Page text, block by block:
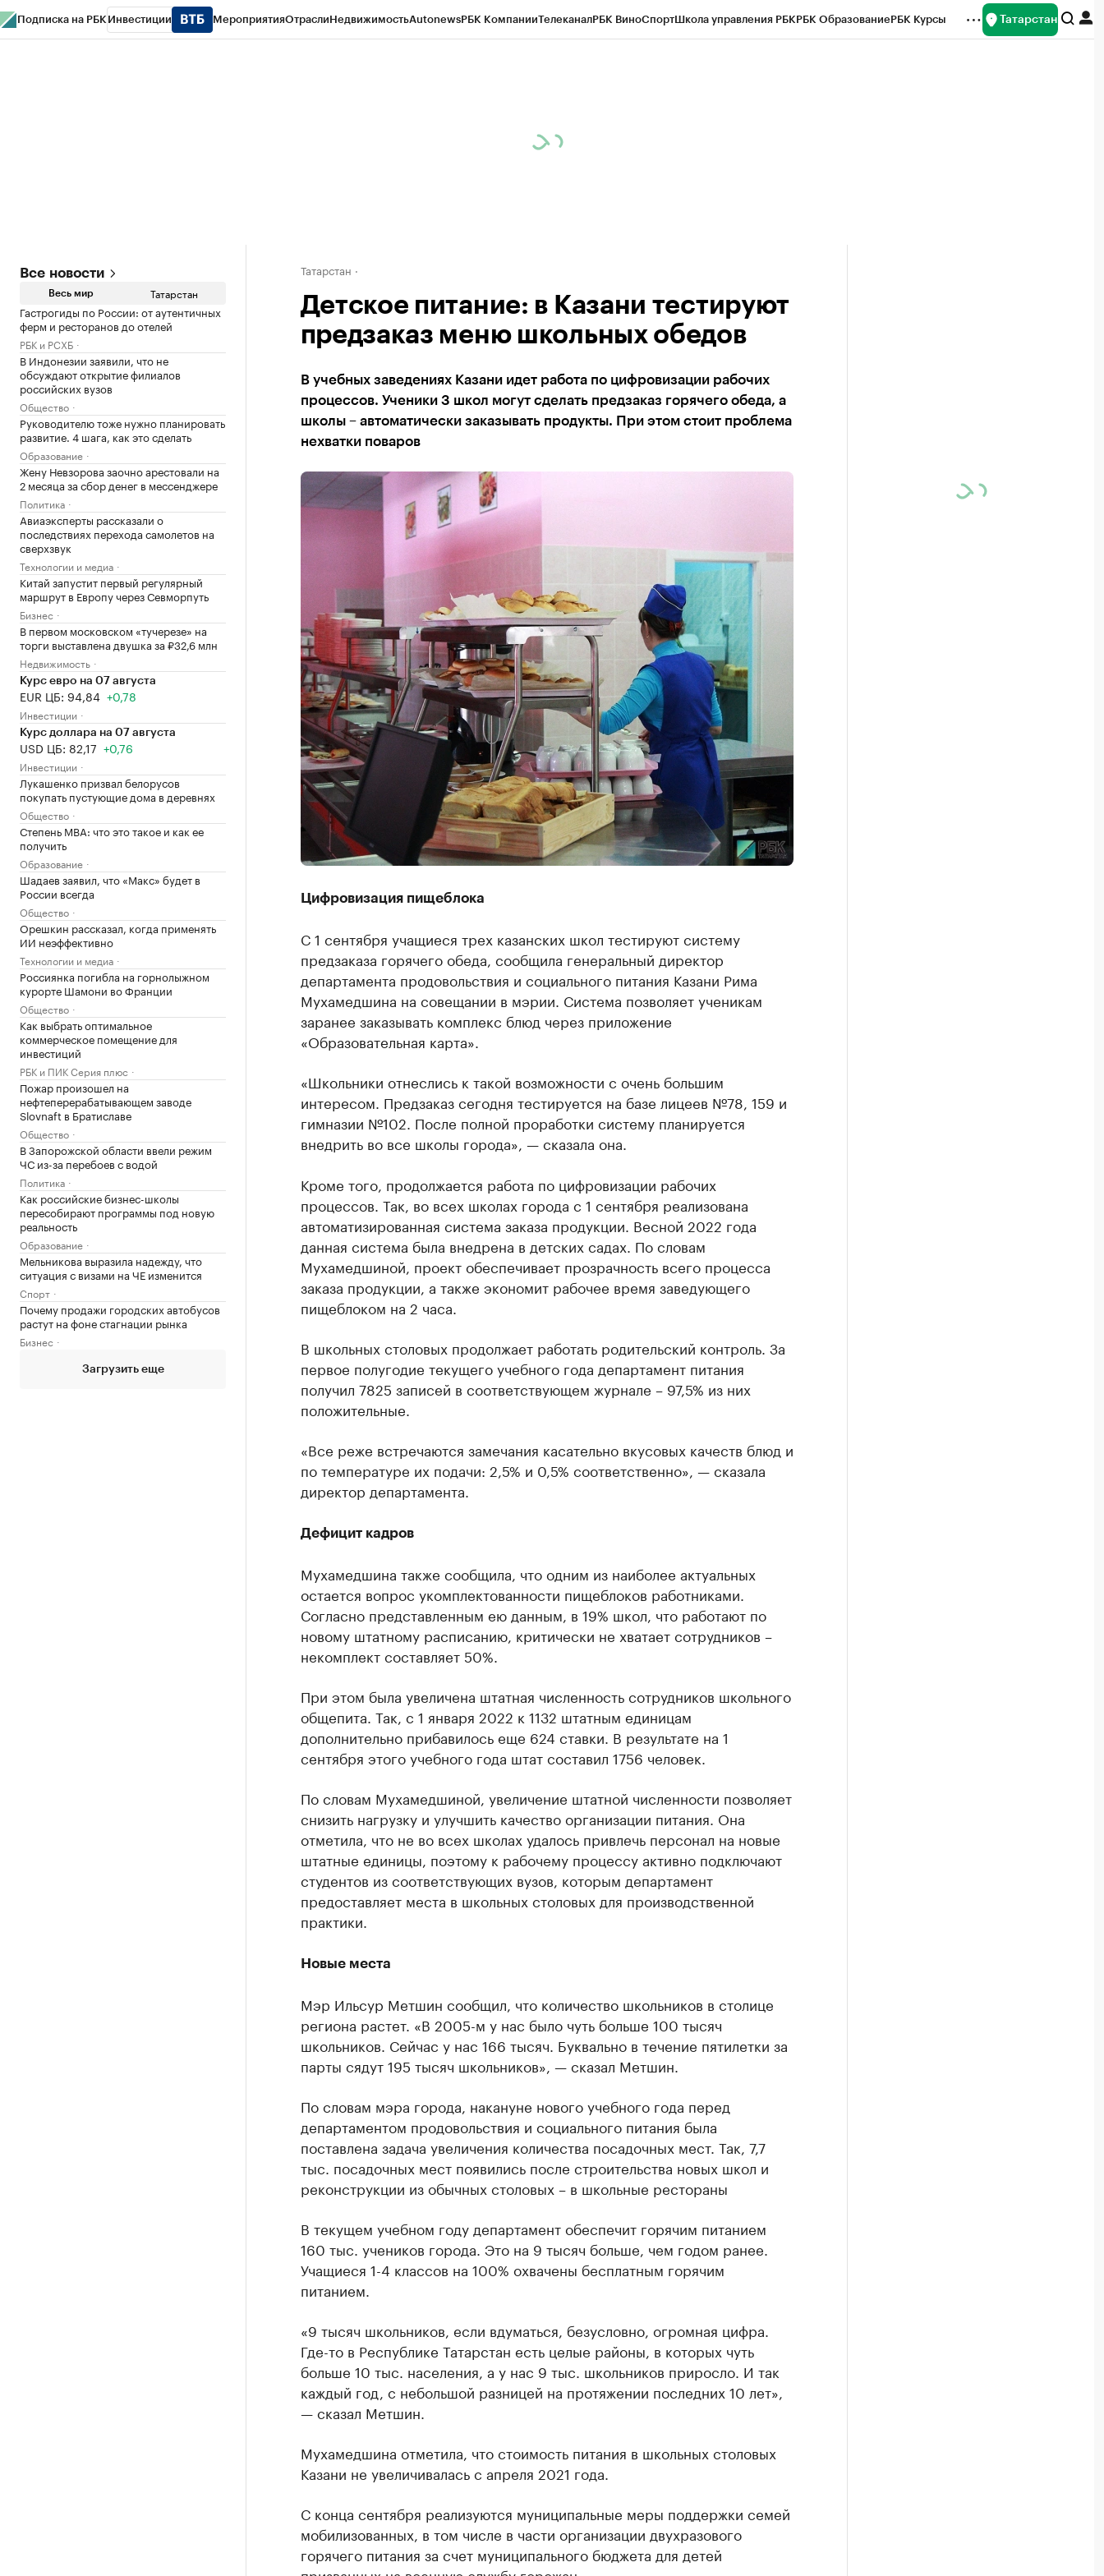
Подписка на РБК Инвестиции МероприятияОтраслиНедвижимостьAutonewsРБК КомпанииТелеканалРБК ВиноСпортШкола управления РБКРБК ОбразованиеРБК Курсы Татарстан
Все новости
Весь мир Татарстан
Гастрогиды по России: от аутентичных
ферм и ресторанов до отелей
РБК и РСХБ
В Индонезии заявили, что не
обсуждают открытие филиалов
российских вузов
Общество
Руководителю тоже нужно планировать
развитие. 4 шага, как это сделать
Образование
Жену Невзорова заочно арестовали на
2 месяца за сбор денег в мессенджере
Политика
Авиаэксперты рассказали о
последствиях перехода самолетов на
сверхзвук
Технологии и медиа
Китай запустит первый регулярный
маршрут в Европу через Севморпуть
Бизнес
В первом московском «тучерезе» на
торги выставлена двушка за ₽32,6 млн
Недвижимость
Курс евро на 07 августа
EUR ЦБ: 94,84 +0,78
Инвестиции
Курс доллара на 07 августа
USD ЦБ: 82,17 +0,76
Инвестиции
Лукашенко призвал белорусов
покупать пустующие дома в деревнях
Общество
Степень MBA: что это такое и как ее
получить
Образование
Шадаев заявил, что «Макс» будет в
России всегда
Общество
Орешкин рассказал, когда применять
ИИ неэффективно
Технологии и медиа
Россиянка погибла на горнолыжном
курорте Шамони во Франции
Общество
Как выбрать оптимальное
коммерческое помещение для
инвестиций
РБК и ПИК Серия плюс
Пожар произошел на
нефтеперерабатывающем заводе
Slovnaft в Братиславе
Общество
В Запорожской области ввели режим
ЧС из-за перебоев с водой
Политика
Как российские бизнес-школы
пересобирают программы под новую
реальность
Образование
Мельникова выразила надежду, что
ситуация с визами на ЧЕ изменится
Спорт
Почему продажи городских автобусов
растут на фоне стагнации рынка
Бизнес
Загрузить еще
Татарстан
Детское питание: в Казани тестируют
предзаказ меню школьных обедов
В учебных заведениях Казани идет работа по цифровизации рабочих
процессов. Ученики 3 школ могут сделать предзаказ горячего обеда, а
школы – автоматически заказывать продукты. При этом стоит проблема
нехватки поваров
Цифровизация пищеблока
С 1 сентября учащиеся трех казанских школ тестируют систему
предзаказа горячего обеда, сообщила генеральный директор
департамента продовольствия и социального питания Казани Рима
Мухамедшина на совещании в мэрии. Система позволяет ученикам
заранее заказывать комплекс блюд через приложение
«Образовательная карта».
«Школьники отнеслись к такой возможности с очень большим
интересом. Предзаказ сегодня тестируется на базе лицеев №78, 159 и
гимназии №102. После полной проработки систему планируется
внедрить во все школы города», — сказала она.
Кроме того, продолжается работа по цифровизации рабочих
процессов. Так, во всех школах города с 1 сентября реализована
автоматизированная система заказа продукции. Весной 2022 года
данная система была внедрена в детских садах. По словам
Мухамедшиной, проект обеспечивает прозрачность всего процесса
заказа продукции, а также экономит рабочее время заведующего
пищеблоком на 2 часа.
В школьных столовых продолжает работать родительский контроль. За
первое полугодие текущего учебного года департамент питания
получил 7825 записей в соответствующем журнале – 97,5% из них
положительные.
«Все реже встречаются замечания касательно вкусовых качеств блюд и
по температуре их подачи: 2,5% и 0,5% соответственно», — сказала
директор департамента.
Дефицит кадров
Мухамедшина также сообщила, что одним из наиболее актуальных
остается вопрос укомплектованности пищеблоков работниками.
Согласно представленным ею данным, в 19% школ, что работают по
новому штатному расписанию, критически не хватает сотрудников –
некомплект составляет 50%.
При этом была увеличена штатная численность сотрудников школьного
общепита. Так, с 1 января 2022 к 1132 штатным единицам
дополнительно прибавилось еще 624 ставки. В результате на 1
сентября этого учебного года штат составил 1756 человек.
По словам Мухамедшиной, увеличение штатной численности позволяет
снизить нагрузку и улучшить качество организации питания. Она
отметила, что не во всех школах удалось привлечь персонал на новые
штатные единицы, поэтому к рабочему процессу активно подключают
студентов из соответствующих вузов, которым департамент
предоставляет места в школьных столовых для производственной
практики.
Новые места
Мэр Ильсур Метшин сообщил, что количество школьников в столице
региона растет. «В 2005-м у нас было чуть больше 100 тысяч
школьников. Сейчас у нас 166 тысяч. Буквально в течение пятилетки за
парты сядут 195 тысяч школьников», — сказал Метшин.
По словам мэра города, накануне нового учебного года перед
департаментом продовольствия и социального питания была
поставлена задача увеличения количества посадочных мест. Так, 7,7
тыс. посадочных мест появились после строительства новых школ и
реконструкции из обычных столовых – в школьные рестораны
В текущем учебном году департамент обеспечит горячим питанием
160 тыс. учеников города. Это на 9 тысяч больше, чем годом ранее.
Учащиеся 1-4 классов на 100% охвачены бесплатным горячим
питанием.
«9 тысяч школьников, если вдуматься, безусловно, огромная цифра.
Где-то в Республике Татарстан есть целые районы, в которых чуть
больше 10 тыс. населения, а у нас 9 тыс. школьников приросло. И так
каждый год, с небольшой разницей на протяжении последних 10 лет»,
— сказал Метшин.
Мухамедшина отметила, что стоимость питания в школьных столовых
Казани не увеличивалась с апреля 2021 года.
С конца сентября реализуются муниципальные меры поддержки семей
мобилизованных, в том числе в части организации двухразового
горячего питания за счет муниципального бюджета для детей